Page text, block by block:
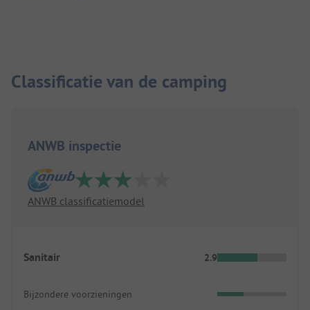
Classificatie van de camping
ANWB inspectie
ANWB classificatiemodel
Sanitair 2.9
Bijzondere voorzieningen